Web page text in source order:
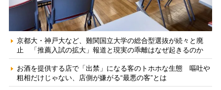
京都大・神戸大など、難関国立大学の総合型選抜が続々と廃
止 「推薦入試の拡大」報道と現実の乖離はなぜ起きるのか
お酒を提供する店で「出禁」になる客のトホホな生態 嘔吐や
粗相だけじゃない、店側が嫌がる“最悪の客”とは